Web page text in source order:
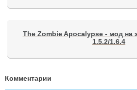
The Zombie Apocalypse - мод на
1.5.2/1.6.4
Комментарии